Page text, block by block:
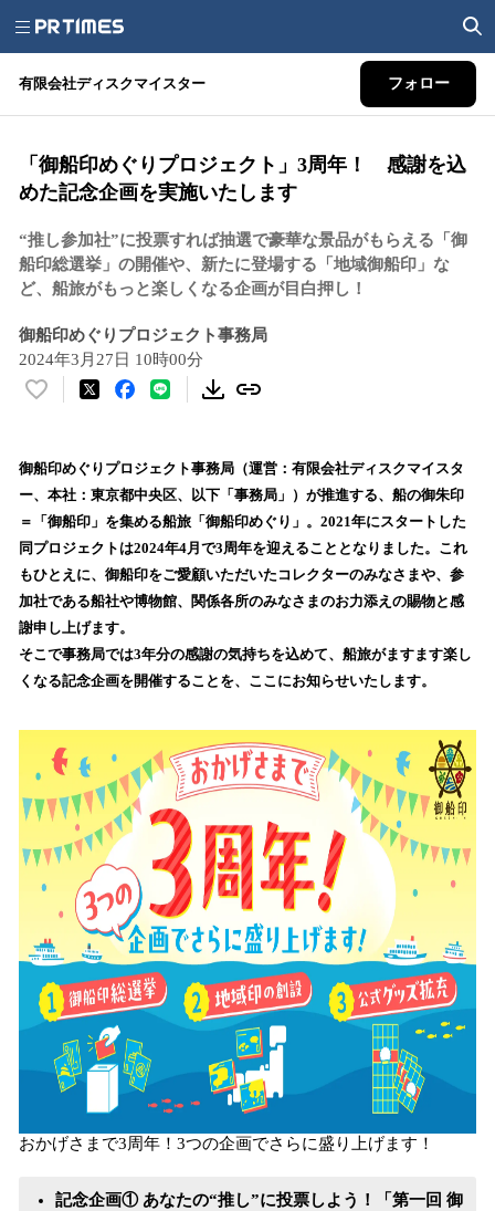
有限会社ディスクマイスター フォロー
「御船印めぐりプロジェクト」3周年！ 感謝を込
めた記念企画を実施いたします
“推し参加社”に投票すれば抽選で豪華な景品がもらえる「御
船印総選挙」の開催や、新たに登場する「地域御船印」な
ど、船旅がもっと楽しくなる企画が目白押し！
御船印めぐりプロジェクト事務局
2024年3月27日 10時00分
い
！
数
を
読
込
み
中
で
す
御船印めぐりプロジェクト事務局（運営：有限会社ディスクマイスタ
ー、本社：東京都中央区、以下「事務局」）が推進する、船の御朱印
＝「御船印」を集める船旅「御船印めぐり」。2021年にスタートした
同プロジェクトは2024年4月で3周年を迎えることとなりました。これ
もひとえに、御船印をご愛顧いただいたコレクターのみなさまや、参
加社である船社や博物館、関係各所のみなさまのお力添えの賜物と感
謝申し上げます。
そこで事務局では3年分の感謝の気持ちを込めて、船旅がますます楽し
くなる記念企画を開催することを、ここにお知らせいたします。
おかげさまで3周年！3つの企画でさらに盛り上げます！
記念企画① あなたの“推し”に投票しよう！「第一回 御